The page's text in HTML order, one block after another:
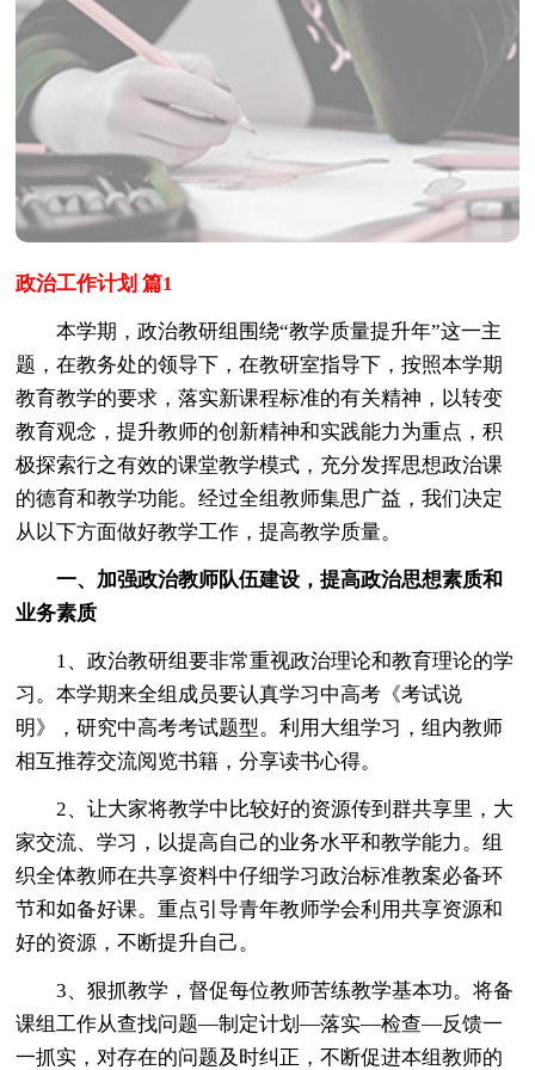
政治工作计划 篇1
本学期，政治教研组围绕“教学质量提升年”这一主
题，在教务处的领导下，在教研室指导下，按照本学期
教育教学的要求，落实新课程标准的有关精神，以转变
教育观念，提升教师的创新精神和实践能力为重点，积
极探索行之有效的课堂教学模式，充分发挥思想政治课
的德育和教学功能。经过全组教师集思广益，我们决定
从以下方面做好教学工作，提高教学质量。
一、加强政治教师队伍建设，提高政治思想素质和
业务素质
1、政治教研组要非常重视政治理论和教育理论的学
习。本学期来全组成员要认真学习中高考《考试说
明》，研究中高考考试题型。利用大组学习，组内教师
相互推荐交流阅览书籍，分享读书心得。
2、让大家将教学中比较好的资源传到群共享里，大
家交流、学习，以提高自己的业务水平和教学能力。组
织全体教师在共享资料中仔细学习政治标准教案必备环
节和如备好课。重点引导青年教师学会利用共享资源和
好的资源，不断提升自己。
3、狠抓教学，督促每位教师苦练教学基本功。将备
课组工作从查找问题—制定计划—落实—检查—反馈一
一抓实，对存在的问题及时纠正，不断促进本组教师的